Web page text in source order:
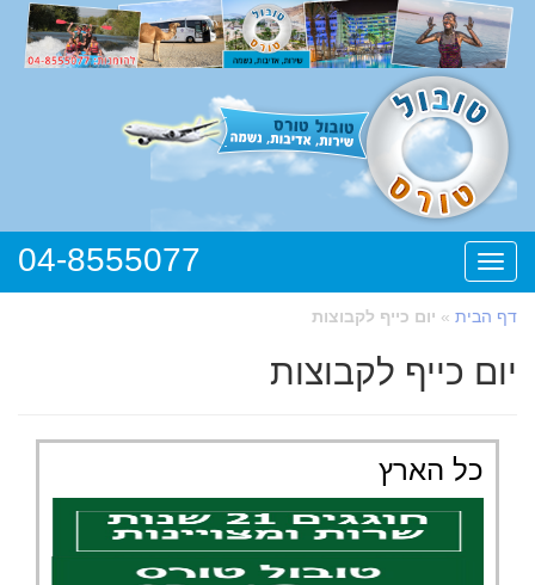
תפריט 04-8555077
דף הבית » יום כייף לקבוצות
יום כייף לקבוצות
כל הארץ